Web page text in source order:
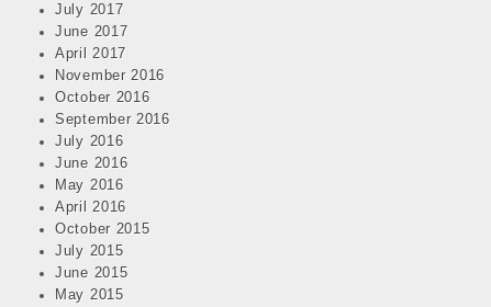
July 2017
June 2017
April 2017
November 2016
October 2016
September 2016
July 2016
June 2016
May 2016
April 2016
October 2015
July 2015
June 2015
May 2015